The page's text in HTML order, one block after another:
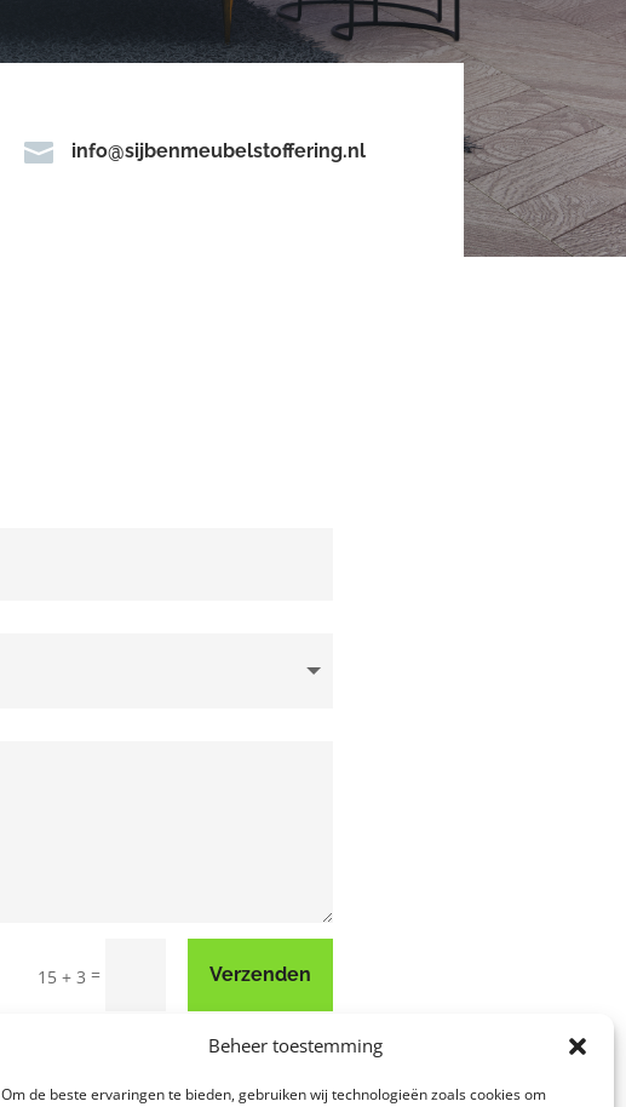
Beheer toestemming
Om de beste ervaringen te bieden, gebruiken wij technologieën zoals cookies om
 info@sijbenmeubelstoffering.nl
15 + 3 = Verzenden